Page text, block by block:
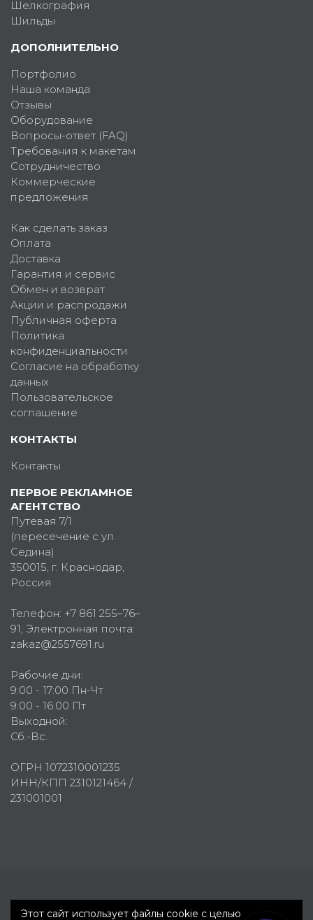
Шелкография
Шильды
ДОПОЛНИТЕЛЬНО
Портфолио
Наша команда
Отзывы
Оборудование
Вопросы-ответ (FAQ)
Требования к макетам
Сотрудничество
Коммерческие
предложения
Как сделать заказ
Оплата
Доставка
Гарантия и сервис
Обмен и возврат
Акции и распродажи
Публичная оферта
Политика
конфиденциальности
Согласие на обработку
данных
Пользовательское
соглашение
КОНТАКТЫ
Контакты
ПЕРВОЕ РЕКЛАМНОЕ
АГЕНТСТВО
Путевая 7/1
(пересечение с ул.
Седина)
350015, г. Краснодар,
Россия
Телефон: +7 861 255–76–
91, Электронная почта:
zakaz@2557691.ru
Рабочие дни:
9:00 - 17:00 Пн-Чт
9:00 - 16:00 Пт
Выходной:
Сб.-Вс.
ОГРН 1072310001235
ИНН/КПП 2310121464 /
231001001
Этот сайт использует файлы cookie с целью